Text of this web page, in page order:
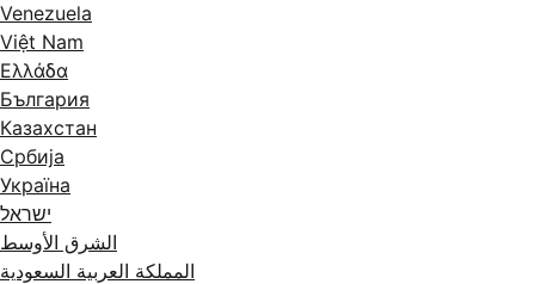
Venezuela
Việt Nam
Ελλάδα
България
Казахстан
Србија
Україна
ישראל
الشرق الأوسط
المملكة العربية السعودية